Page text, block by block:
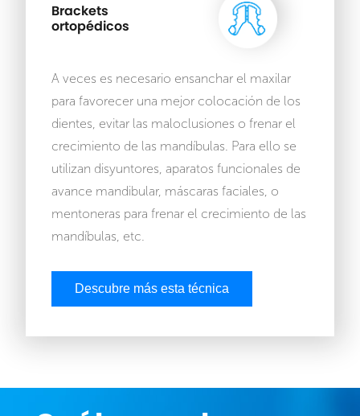
Brackets
ortopédicos
A veces es necesario ensanchar el maxilar
para favorecer una mejor colocación de los
dientes, evitar las maloclusiones o frenar el
crecimiento de las mandíbulas. Para ello se
utilizan disyuntores, aparatos funcionales de
avance mandibular, máscaras faciales, o
mentoneras para frenar el crecimiento de las
mandíbulas, etc.
Descubre más esta técnica